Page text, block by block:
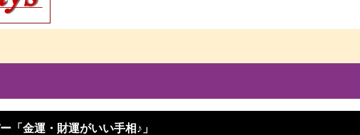
「金運・財運がいい手相♪」